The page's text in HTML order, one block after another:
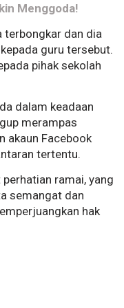
Menggoda!
terbongkar dan dia
guru tersebut.
pihak sekolah
dalam keadaan
merampas
akaun Facebook
tertentu.
ramai, yang
semangat dan
hak